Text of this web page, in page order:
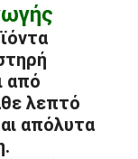
από
λεπτό
απόλυτα